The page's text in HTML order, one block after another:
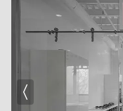
‐ Предотвращают
‐